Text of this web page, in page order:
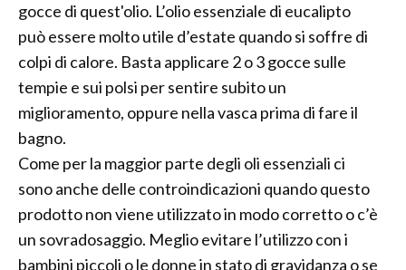
gocce di quest'olio. L’olio essenziale di eucalipto
può essere molto utile d’estate quando si soffre di
colpi di calore. Basta applicare 2 o 3 gocce sulle
tempie e sui polsi per sentire subito un
miglioramento, oppure nella vasca prima di fare il
bagno.
Come per la maggior parte degli oli essenziali ci
sono anche delle controindicazioni quando questo
prodotto non viene utilizzato in modo corretto o c’è
un sovradosaggio. Meglio evitare l’utilizzo con i
bambini piccoli o le donne in stato di gravidanza o se